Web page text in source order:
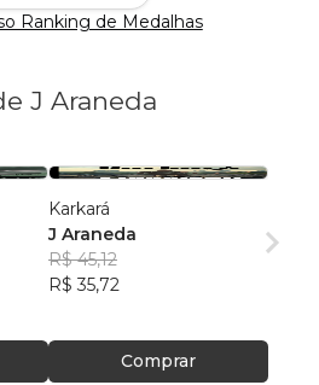
Ranking de Medalhas
J Araneda
Karkará
J Araneda
R$ 45,12
R$ 35,72
Comprar